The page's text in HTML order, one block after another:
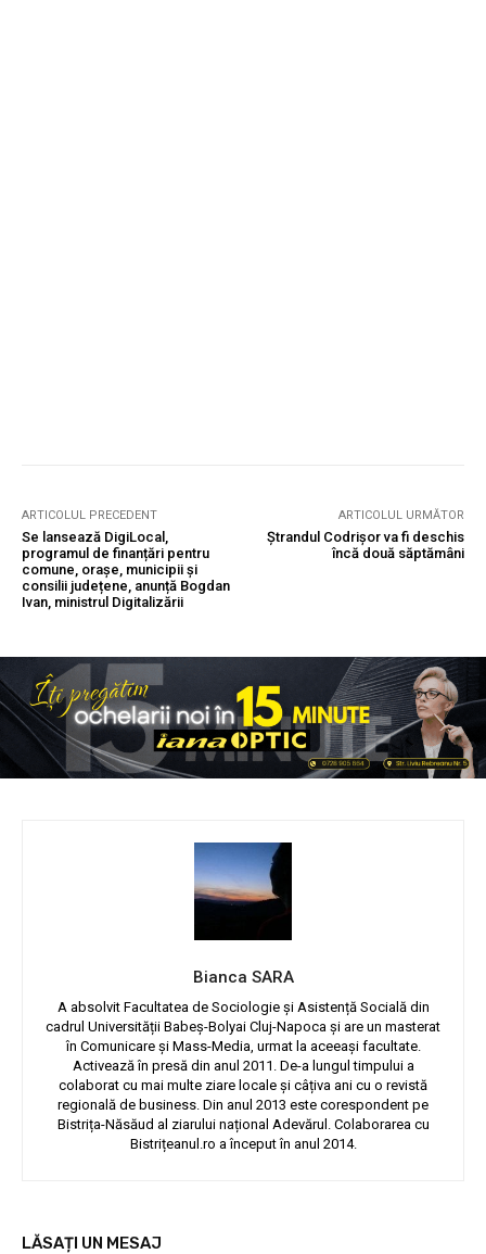
ARTICOLUL PRECEDENT
Se lansează DigiLocal,
programul de finanțări pentru
comune, orașe, municipii și
consilii județene, anunță Bogdan
Ivan, ministrul Digitalizării
ARTICOLUL URMĂTOR
Ștrandul Codrișor va fi deschis
încă două săptămâni
Bianca SARA
A absolvit Facultatea de Sociologie și Asistență Socială din
cadrul Universității Babeș-Bolyai Cluj-Napoca și are un masterat
în Comunicare și Mass-Media, urmat la aceeași facultate.
Activează în presă din anul 2011. De-a lungul timpului a
colaborat cu mai multe ziare locale și câțiva ani cu o revistă
regională de business. Din anul 2013 este corespondent pe
Bistrița-Năsăud al ziarului național Adevărul. Colaborarea cu
Bistrițeanul.ro a început în anul 2014.
LĂSAȚI UN MESAJ